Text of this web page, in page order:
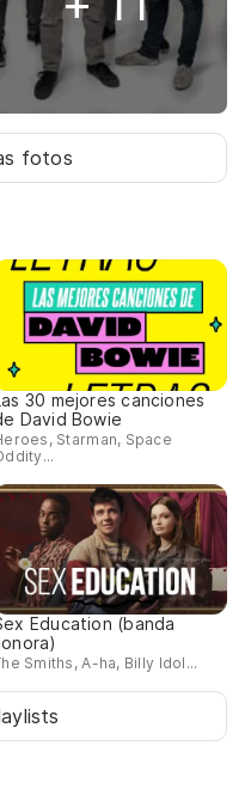
fotos
30 mejores canciones
David Bowie
Starman, Space
Education (banda
Smiths, A-ha, Billy Idol...